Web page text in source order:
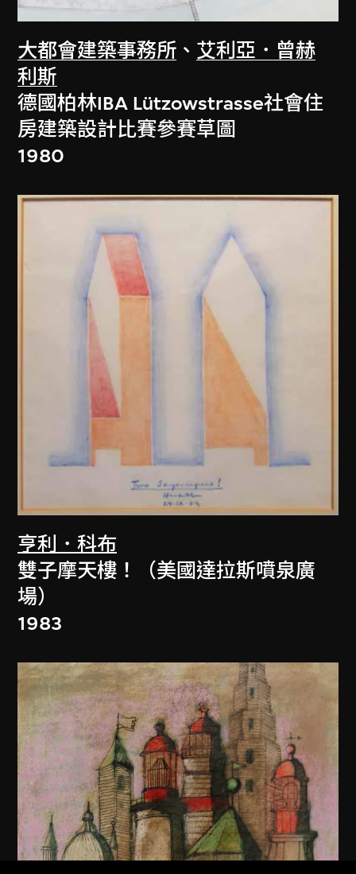
大都會建築事務所 、 艾利亞．曾赫
利斯
德國柏林IBA Lützowstrasse社會住
房建築設計比賽參賽草圖
1980
亨利．科布
雙子摩天樓！（美國達拉斯噴泉廣
場）
1983